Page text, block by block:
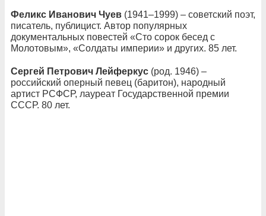
Феликс Иванович Чуев (1941–1999) – советский поэт,
писатель, публицист. Автор популярных
документальных повестей «Сто сорок бесед с
Молотовым», «Солдаты империи» и других. 85 лет.
Сергей Петрович Лейферкус (род. 1946) –
российский оперный певец (баритон), народный
артист РСФСР, лауреат Государственной премии
СССР. 80 лет.